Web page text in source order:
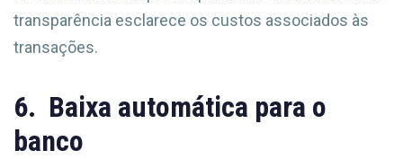
transparência esclarece os custos associados às
transações.
6. Baixa automática para o
banco